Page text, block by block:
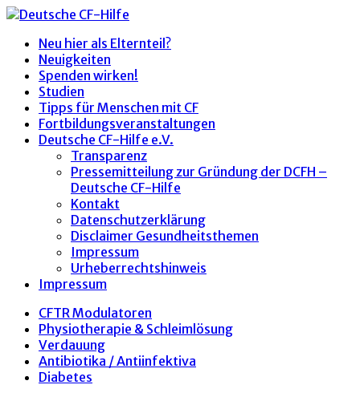
Neu hier als Elternteil?
Neuigkeiten
Spenden wirken!
Studien
Tipps für Menschen mit CF
Fortbildungsveranstaltungen
Deutsche CF-Hilfe e.V.
Transparenz
Pressemitteilung zur Gründung der DCFH –
Deutsche CF-Hilfe
Kontakt
Datenschutzerklärung
Disclaimer Gesundheitsthemen
Impressum
Urheberrechtshinweis
Impressum
CFTR Modulatoren
Physiotherapie & Schleimlösung
Verdauung
Antibiotika / Antiinfektiva
Diabetes